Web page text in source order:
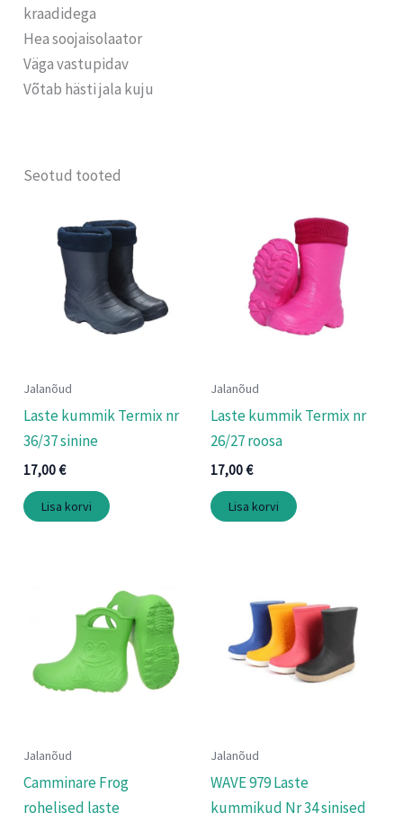
kraadidega
Hea soojaisolaator
Väga vastupidav
Võtab hästi jala kuju
Seotud tooted
Jalanõud
Laste kummik Termix nr
36/37 sinine
17,00€
Lisa korvi
Jalanõud
Laste kummik Termix nr
26/27 roosa
17,00€
Lisa korvi
Jalanõud
Camminare Frog
rohelised laste
Jalanõud
WAVE 979 Laste
kummikud Nr 34 sinised